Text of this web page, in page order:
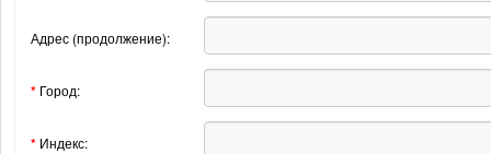
Адрес (продолжение):
* Город:
* Индекс: